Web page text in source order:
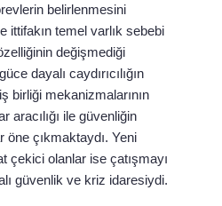
belirlenmesini
ittifakın temel varlık sebebi
değişmediği
dayalı caydırıcılığın
birliği mekanizmalarının
aracılığı ile güvenliğin
öne çıkmaktaydı. Yeni
çekici olanlar ise çatışmayı
güvenlik ve kriz idaresiydi.